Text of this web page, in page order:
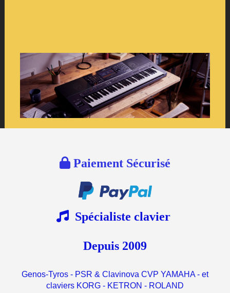
Paiement Sécurisé
Spécialiste clavier
Depuis 2009
Genos-Tyros - PSR & Clavinova CVP YAMAHA - et
claviers KORG - KETRON - ROLAND